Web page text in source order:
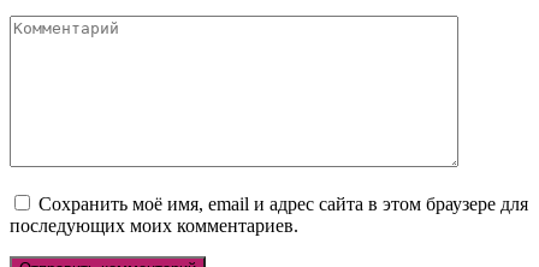
Комментарий
Сохранить моё имя, email и адрес сайта в этом браузере для
последующих моих комментариев.